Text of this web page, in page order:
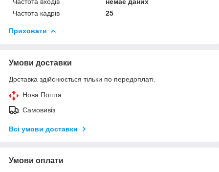
Частота кадрів
25
Приховати
Умови доставки
Доставка здійснюється тільки по передоплаті.
Нова Пошта
Самовивіз
Всі умови доставки
Умови оплати